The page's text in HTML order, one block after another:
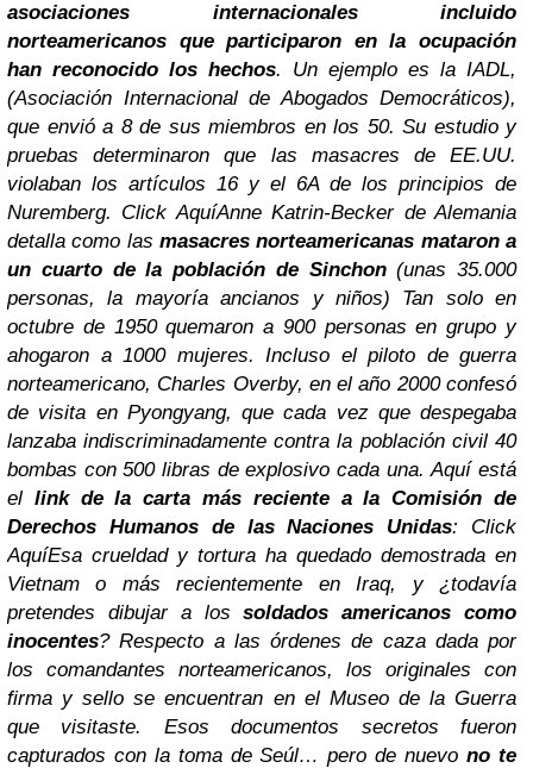
asociaciones internacionales incluido
norteamericanos que participaron en la ocupación
han reconocido los hechos. Un ejemplo es la IADL,
(Asociación Internacional de Abogados Democráticos),
que envió a 8 de sus miembros en los 50. Su estudio y
pruebas determinaron que las masacres de EE.UU.
violaban los artículos 16 y el 6A de los principios de
Nuremberg. Click AquíAnne Katrin-Becker de Alemania
detalla como las masacres norteamericanas mataron a
un cuarto de la población de Sinchon(unas 35.000
personas, la mayoría ancianos y niños) Tan solo en
octubre de 1950 quemaron a 900 personas en grupo y
ahogaron a 1000 mujeres. Incluso el piloto de guerra
norteamericano, Charles Overby, en el año 2000 confesó
de visita en Pyongyang, que cada vez que despegaba
lanzaba indiscriminadamente contra la población civil 40
bombas con 500 libras de explosivo cada una.Aquí está
el link de la carta más reciente a la Comisión de
Derechos Humanos de las Naciones Unidas: Click
AquíEsa crueldad y tortura ha quedado demostrada en
Vietnam o más recientemente en Iraq, y ¿todavía
pretendes dibujar a lossoldados americanos como
inocentes?Respecto a las órdenes de caza dada por
los comandantes norteamericanos, los originales con
firma y sello se encuentran en el Museo de la Guerra
que visitaste. Esos documentos secretos fueron
capturados con la toma de Seúl… pero de nuevono te